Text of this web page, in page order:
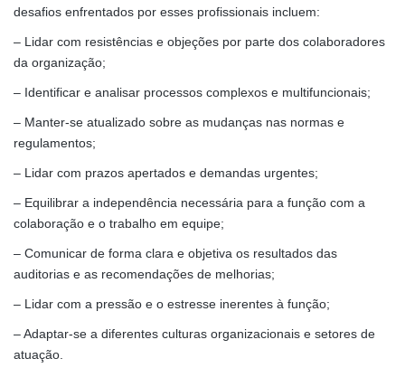
desafios enfrentados por esses profissionais incluem:
– Lidar com resistências e objeções por parte dos colaboradores
da organização;
– Identificar e analisar processos complexos e multifuncionais;
– Manter-se atualizado sobre as mudanças nas normas e
regulamentos;
– Lidar com prazos apertados e demandas urgentes;
– Equilibrar a independência necessária para a função com a
colaboração e o trabalho em equipe;
– Comunicar de forma clara e objetiva os resultados das
auditorias e as recomendações de melhorias;
– Lidar com a pressão e o estresse inerentes à função;
– Adaptar-se a diferentes culturas organizacionais e setores de
atuação.